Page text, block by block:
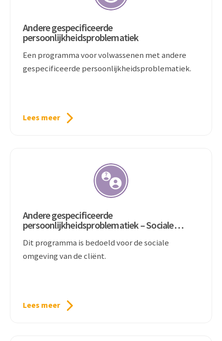
Andere gespecificeerde
persoonlijkheidsproblematiek
Een programma voor volwassenen met andere
gespecificeerde persoonlijkheidsproblematiek.
Lees meer
Andere gespecificeerde
persoonlijkheidsproblematiek – Sociale
omgeving
Dit programma is bedoeld voor de sociale
omgeving van de cliënt.
Lees meer